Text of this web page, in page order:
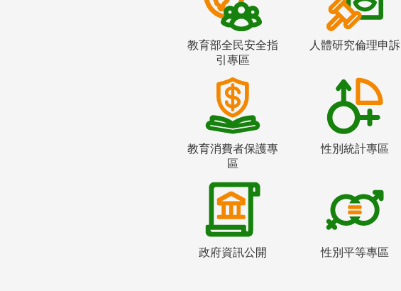
教育部全民安全指
引專區
人體研究倫理申訴
教育消費者保護專
區
性別統計專區
政府資訊公開 性別平等專區